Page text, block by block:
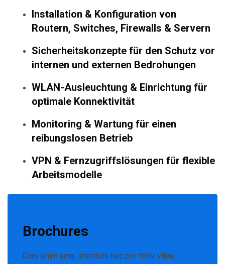
Installation & Konfiguration von
Routern, Switches, Firewalls & Servern
Sicherheitskonzepte für den Schutz vor
internen und externen Bedrohungen
WLAN-Ausleuchtung & Einrichtung für
optimale Konnektivität
Monitoring & Wartung für einen
reibungslosen Betrieb
VPN & Fernzugriffslösungen für flexible
Arbeitsmodelle
Brochures
Cras enim urna, interdum nec por ttitor vitae,